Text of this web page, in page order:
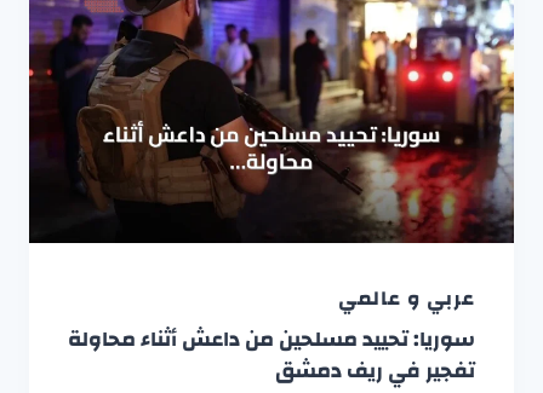
عربي و عالمي
سوريا: تحييد مسلحين من داعش أثناء محاولة
تفجير في ريف دمشق